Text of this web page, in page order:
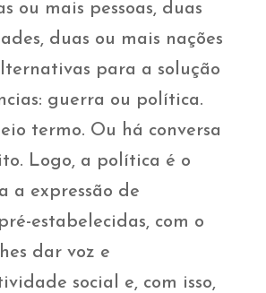
ou mais pessoas, duas
duas ou mais nações
para a solução
guerra ou política.
termo. Ou há conversa
Logo, a política é o
a expressão de
estabelecidas, com o
dar voz e
social e, com isso,